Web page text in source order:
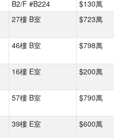
B2/F #B224 $130萬
27樓 B室 $723萬
46樓 B室 $798萬
16樓 E室 $200萬
57樓 B室 $790萬
39樓 E室 $600萬